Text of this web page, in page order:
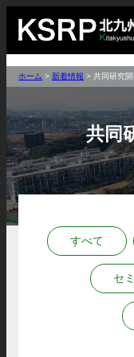
ホーム >新着情報 >共同研究
共同
すべて
セ